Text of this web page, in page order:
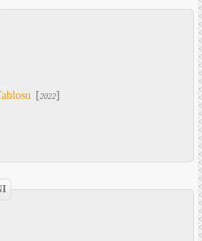
[2022]